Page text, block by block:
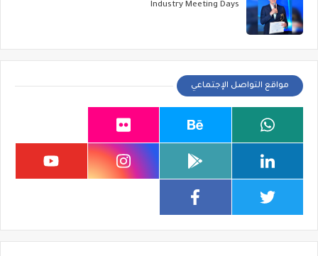
Industry Meeting Days
مواقع التواصل الإجتماعي